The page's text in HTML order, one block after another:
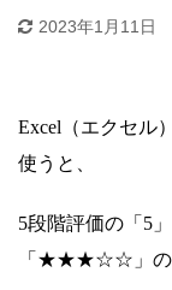
2023年1月11日
Excel（エクセル
使うと、
5段階評価の「
「★★★☆☆」の